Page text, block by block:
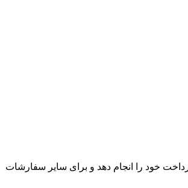
خود را انجام دهد و برای سایر سفارشات